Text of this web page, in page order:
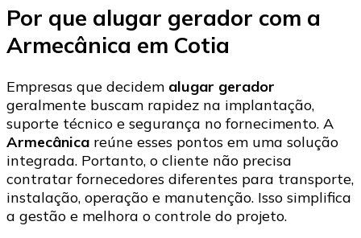
Por que alugar gerador com a
Armecânica em Cotia
Empresas que decidem alugar gerador
geralmente buscam rapidez na implantação,
suporte técnico e segurança no fornecimento. A
Armecânica reúne esses pontos em uma solução
integrada. Portanto, o cliente não precisa
contratar fornecedores diferentes para transporte,
instalação, operação e manutenção. Isso simplifica
a gestão e melhora o controle do projeto.